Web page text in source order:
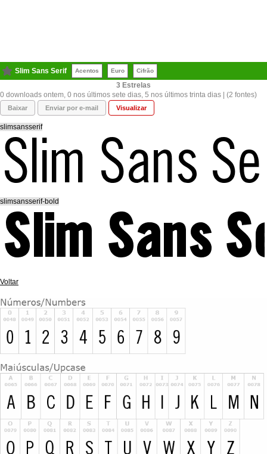
Slim Sans Serif Acentos Euro Cifrão
3
0 downloads ontem, 0 nos últimos sete dias, 5 nos últimos trinta dias | (2 fontes)
Baixar Enviar por e-mail Visualizar
slimsansserif
slimsansserif-bold
Voltar